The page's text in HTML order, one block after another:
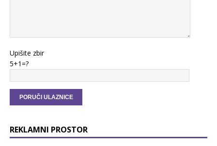
Upišite zbir
5+1=?
REKLAMNI PROSTOR